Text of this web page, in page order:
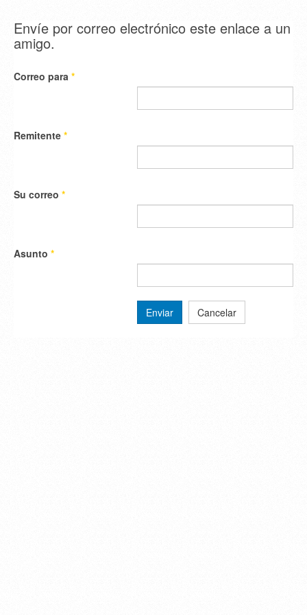
Envíe por correo electrónico este enlace a un
amigo.
Correo para *
Remitente *
Su correo *
Asunto *
Enviar Cancelar